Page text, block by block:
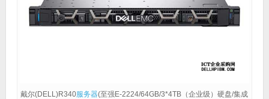
戴尔(DELL)R340服务器(至强E-2224/64GB/3*4TB（企业级）硬盘/集成